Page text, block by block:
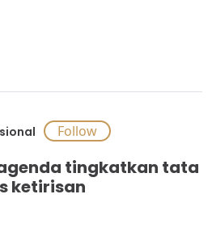
tingkatkan tata
ketirisan